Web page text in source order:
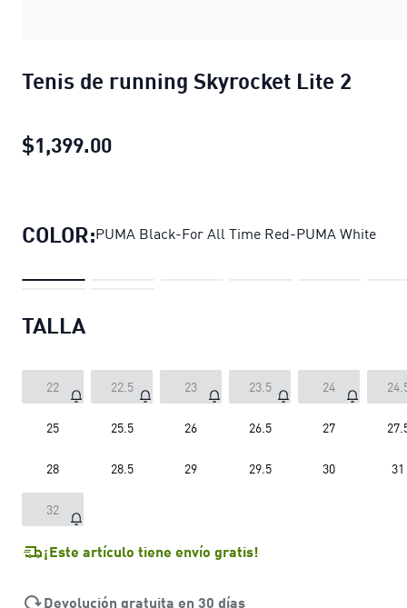
Tenis de running Skyrocket Lite 2
$1,399.00
COLOR:PUMA Black-For All Time Red-PUMA White
TALLA
22 22.5 23 23.5 24
25 25.5 26 26.5 27
28 28.5 29 29.5 30 31
32
¡Este artículo tiene envío gratis!
Devolución gratuita en 30 días